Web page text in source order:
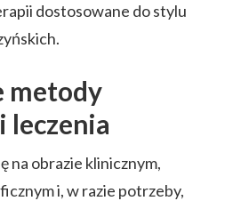
dostosowane do stylu
metody
leczenia
na obrazie klinicznym,
i, w razie potrzeby,